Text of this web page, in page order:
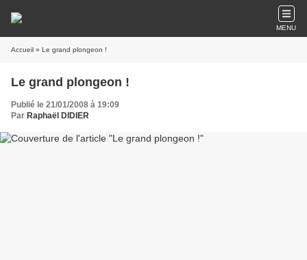
MENU
Accueil » Le grand plongeon !
Le grand plongeon !
Publié le 21/01/2008 à 19:09
Par Raphaël DIDIER